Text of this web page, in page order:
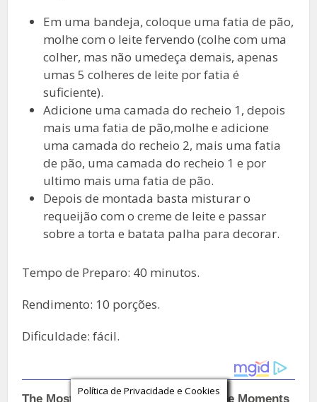
Em uma bandeja, coloque uma fatia de pão,
molhe com o leite fervendo (colhe com uma
colher, mas não umedeça demais, apenas
umas 5 colheres de leite por fatia é
suficiente).
Adicione uma camada do recheio 1, depois
mais uma fatia de pão,molhe e adicione
uma camada do recheio 2, mais uma fatia
de pão, uma camada do recheio 1 e por
ultimo mais uma fatia de pão.
Depois de montada basta misturar o
requeijão com o creme de leite e passar
sobre a torta e batata palha para decorar.
Tempo de Preparo: 40 minutos.
Rendimento: 10 porções.
Dificuldade: fácil.
Política de Privacidade e Cookies